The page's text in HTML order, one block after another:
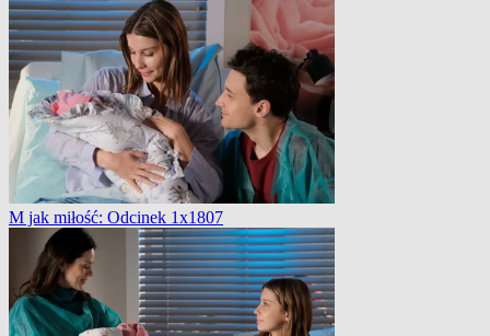
M jak miłość: Odcinek 1x1807